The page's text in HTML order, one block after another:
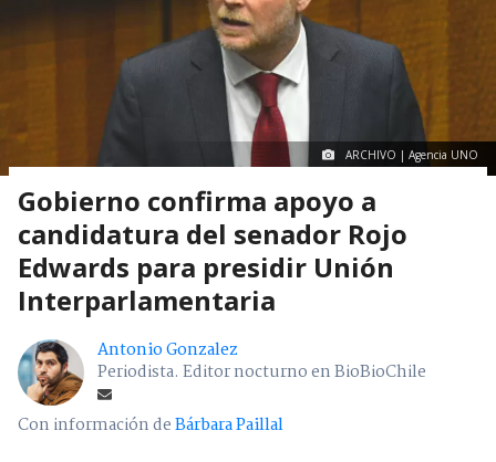
ARCHIVO | Agencia UNO
Gobierno confirma apoyo a
candidatura del senador Rojo
Edwards para presidir Unión
Interparlamentaria
Antonio Gonzalez
Periodista. Editor nocturno en BioBioChile
Con información deBárbara Paillal